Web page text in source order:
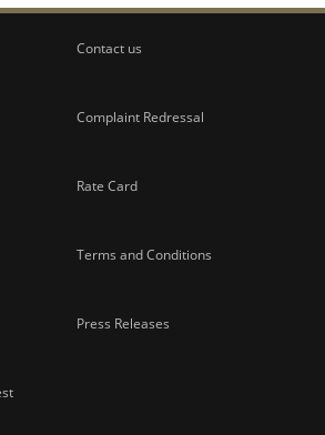
Contact us
Complaint Redressal
Rate Card
Terms and Conditions
Press Releases